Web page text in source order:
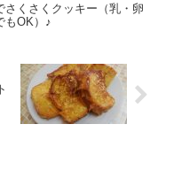
さくさくクッキー（乳・卵
もOK）♪